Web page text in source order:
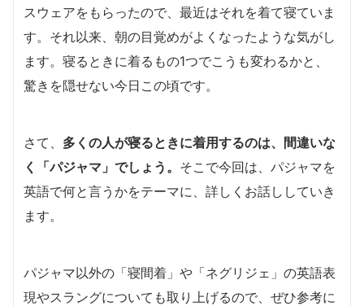
スウェアをもらったので、最近はそれを着て寝ていま
す。それ以来、朝の目覚めがよくなったような気がし
ます。寝るときに着るもの1つでこうも変わるかと、
驚きを隠せない今日この頃です。
さて、 多くの人が寝るときに着用するのは、間違いな
く「パジャマ」でしょう。 そこで今回は、パジャマを
英語で何と言うかをテーマに、詳しくお話ししていき
ます。
パジャマ以外の「寝間着」や「ネグリジェ」の英語表
現やスラングについても取り上げるので、ぜひ参考に